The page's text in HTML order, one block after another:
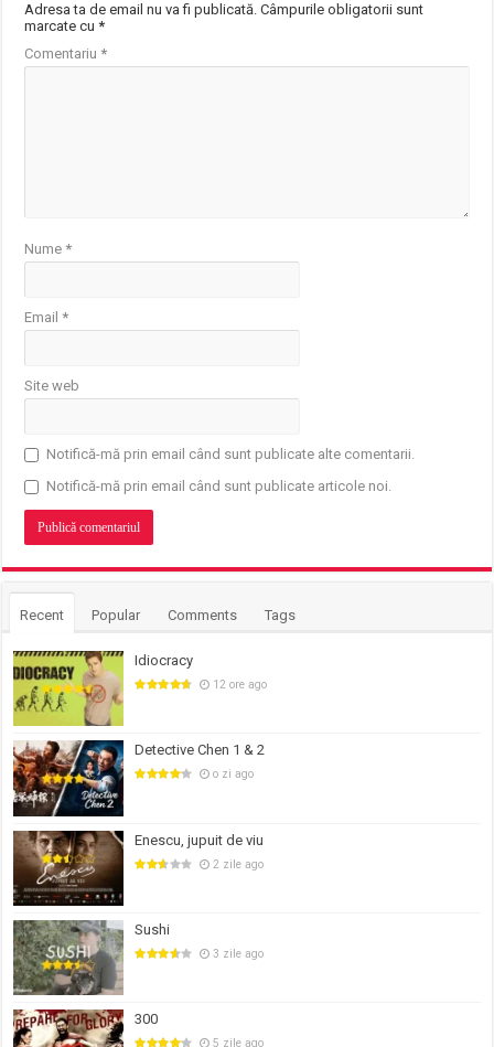
Adresa ta de email nu va fi publicată. Câmpurile obligatorii sunt
marcate cu*
Comentariu*
Nume*
Email*
Site web
Notifică-mă prin email când sunt publicate alte comentarii.
Notifică-mă prin email când sunt publicate articole noi.
Recent Popular Comments Tags
Idiocracy
12 ore ago
Detective Chen 1 & 2
o zi ago
Enescu, jupuit de viu
2 zile ago
Sushi
3 zile ago
300
5 zile ago